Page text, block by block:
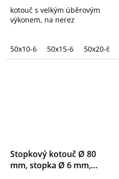
kotouč s velkým úběrovým
výkonem, na nerez
50x10-6 50x15-6 50x20-6
Stopkový kotouč Ø 80
mm, stopka Ø 6 mm,